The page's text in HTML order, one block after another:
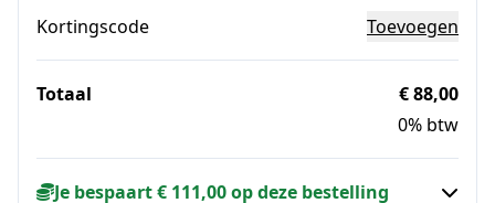
Kortingscode Toevoegen
Totaal
€ 88,00
0% btw
Je bespaart € 111,00 op deze bestelling